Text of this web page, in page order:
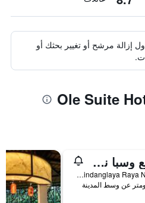
إزالة مرشح أو تغيير بحثك أو
منتجع وسبا نوفوس غيري
Jl. Sindanglaya Raya No. 180, بوجور, إندونيسيا